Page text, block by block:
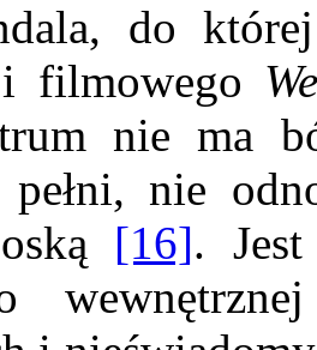
do której
filmowego
nie ma
pełni, nie
[16]. Jest